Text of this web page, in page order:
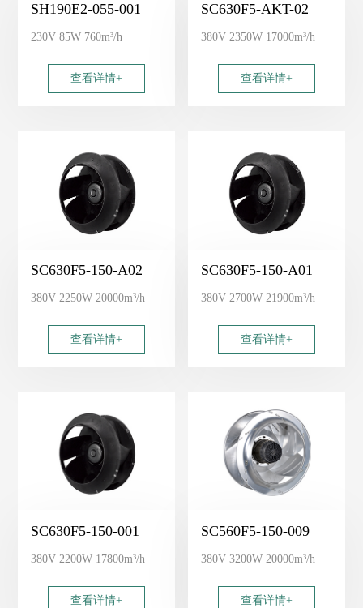
SH190E2-055-001
230V 85W 760m³/h
查看详情+
SC630F5-AKT-02
380V 2350W 17000m³/h
查看详情+
SC630F5-150-A02
380V 2250W 20000m³/h
查看详情+
SC630F5-150-A01
380V 2700W 21900m³/h
查看详情+
SC630F5-150-001
380V 2200W 17800m³/h
查看详情+
SC560F5-150-009
380V 3200W 20000m³/h
查看详情+